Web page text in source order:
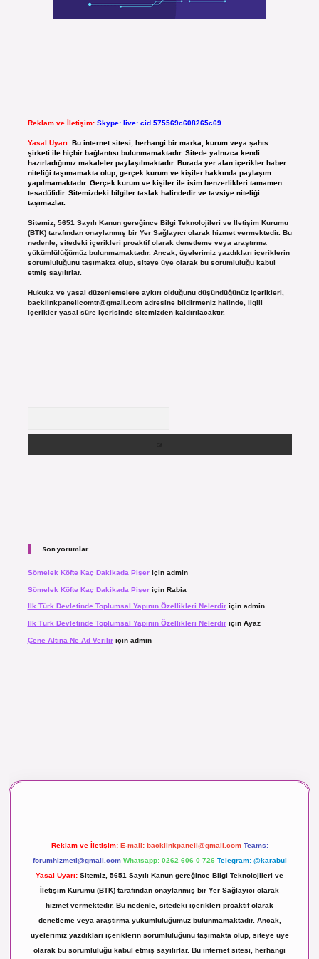
Reklam ve İletişim: Skype: live:.cid.575569c608265c69
Yasal Uyarı: Bu internet sitesi, herhangi bir marka, kurum veya şahıs
şirketi ile hiçbir bağlantısı bulunmamaktadır. Sitede yalnızca kendi
hazırladığımız makaleler paylaşılmaktadır. Burada yer alan içerikler haber
niteliği taşımamakta olup, gerçek kurum ve kişiler hakkında paylaşım
yapılmamaktadır. Gerçek kurum ve kişiler ile isim benzerlikleri tamamen
tesadüfidir. Sitemizdeki bilgiler taslak halindedir ve tavsiye niteliği
taşımazlar.
Sitemiz, 5651 Sayılı Kanun gereğince Bilgi Teknolojileri ve İletişim Kurumu
(BTK) tarafından onaylanmış bir Yer Sağlayıcı olarak hizmet vermektedir. Bu
nedenle, sitedeki içerikleri proaktif olarak denetleme veya araştırma
yükümlülüğümüz bulunmamaktadır. Ancak, üyelerimiz yazdıkları içeriklerin
sorumluluğunu taşımakta olup, siteye üye olarak bu sorumluluğu kabul
etmiş sayılırlar.
Hukuka ve yasal düzenlemelere aykırı olduğunu düşündüğünüz içerikleri,
backlinkpanelicomtr@gmail.comadresine bildirmeniz halinde, ilgili
içerikler yasal süre içerisinde sitemizden kaldırılacaktır.
Son yorumlar
Sömelek Köfte Kaç Dakikada Pişeriçin admin
Sömelek Köfte Kaç Dakikada Pişeriçin Rabia
Ilk Türk Devletinde Toplumsal Yapının Özellikleri Nelerdiriçin admin
Ilk Türk Devletinde Toplumsal Yapının Özellikleri Nelerdiriçin Ayaz
Çene Altına Ne Ad Veriliriçin admin
Reklam ve İletişim: E-mail: backlinkpaneli@gmail.com Teams:
forumhizmeti@gmail.com Whatsapp: 0262 606 0 726 Telegram: @karabul
Yasal Uyarı: Sitemiz, 5651 Sayılı Kanun gereğince Bilgi Teknolojileri ve
İletişim Kurumu (BTK) tarafından onaylanmış bir Yer Sağlayıcı olarak
hizmet vermektedir. Bu nedenle, sitedeki içerikleri proaktif olarak
denetleme veya araştırma yükümlülüğümüz bulunmamaktadır. Ancak,
üyelerimiz yazdıkları içeriklerin sorumluluğunu taşımakta olup, siteye üye
olarak bu sorumluluğu kabul etmiş sayılırlar. Bu internet sitesi, herhangi